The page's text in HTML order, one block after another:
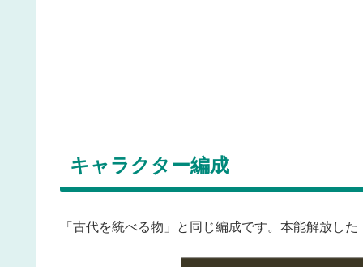
キャラクター編成
「古代を統べる物」と同じ編成です。本能解放し